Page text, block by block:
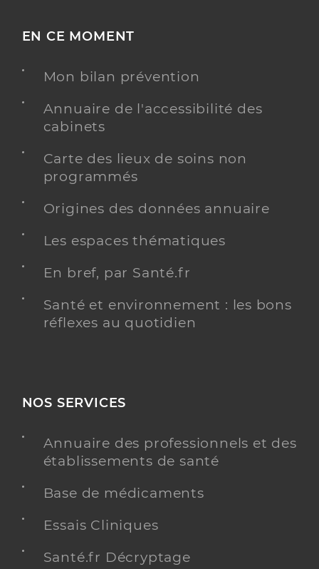
EN CE MOMENT
Mon bilan prévention
Annuaire de l'accessibilité des
cabinets
Carte des lieux de soins non
programmés
Origines des données annuaire
Les espaces thématiques
En bref, par Santé.fr
Santé et environnement : les bons
réflexes au quotidien
NOS SERVICES
Annuaire des professionnels et des
établissements de santé
Base de médicaments
Essais Cliniques
Santé.fr Décryptage